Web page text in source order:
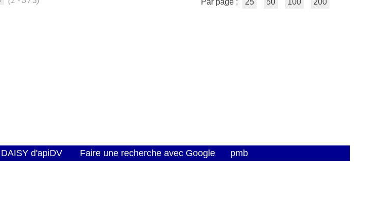
Par page : 25 50 100 200
d'apiDV Faire une recherche avec Google pmb